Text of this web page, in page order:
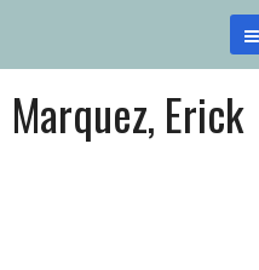
contenido
Marquez, Erick